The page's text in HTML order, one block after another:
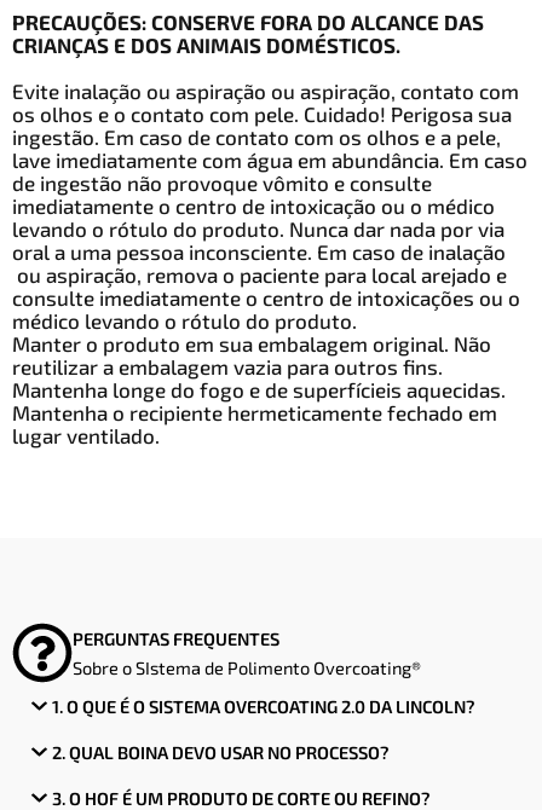
PRECAUÇÕES: CONSERVE FORA DO ALCANCE DAS
CRIANÇAS E DOS ANIMAIS DOMÉSTICOS.
Evite inalação ou aspiração ou aspiração, contato com
os olhos e o contato com pele. Cuidado! Perigosa sua
ingestão. Em caso de contato com os olhos e a pele,
lave imediatamente com água em abundância. Em caso
de ingestão não provoque vômito e consulte
imediatamente o centro de intoxicação ou o médico
levando o rótulo do produto. Nunca dar nada por via
oral a uma pessoa inconsciente. Em caso de inalação
ou aspiração, remova o paciente para local arejado e
consulte imediatamente o centro de intoxicações ou o
médico levando o rótulo do produto.
Manter o produto em sua embalagem original. Não
reutilizar a embalagem vazia para outros fins.
Mantenha longe do fogo e de superfícieis aquecidas.
Mantenha o recipiente hermeticamente fechado em
lugar ventilado.
PERGUNTAS FREQUENTES
Sobre o SIstema de Polimento Overcoating®​
1. O QUE É O SISTEMA OVERCOATING 2.0 DA LINCOLN?
2. QUAL BOINA DEVO USAR NO PROCESSO?
3. O HOF É UM PRODUTO DE CORTE OU REFINO?